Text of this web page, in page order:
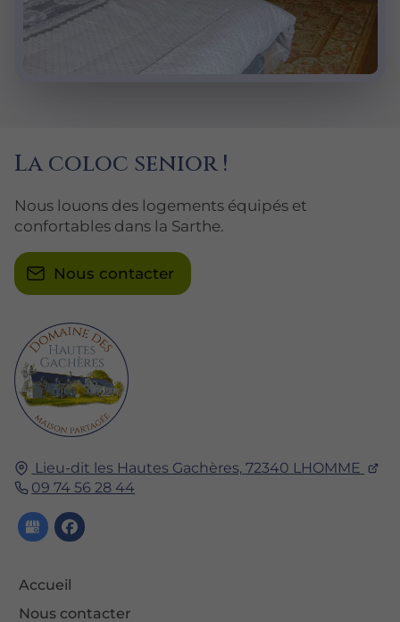
Lieu-dit les Hautes Gachères, 72340 LHOMME
09 74 56 28 44
Accueil
Nous contacter
La coloc senior !
Nous louons des logements équipés et
confortables dans la Sarthe.
Nous contacter